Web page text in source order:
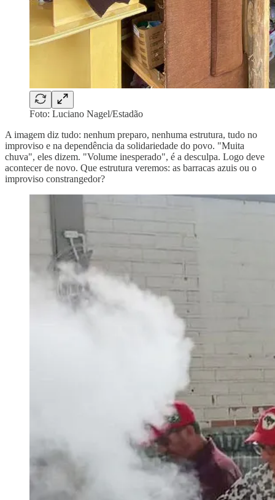
Foto: Luciano Nagel/Estadão
A imagem diz tudo: nenhum preparo, nenhuma estrutura, tudo no
improviso e na dependência da solidariedade do povo. "Muita
chuva", eles dizem. "Volume inesperado", é a desculpa. Logo deve
acontecer de novo. Que estrutura veremos: as barracas azuis ou o
improviso constrangedor?